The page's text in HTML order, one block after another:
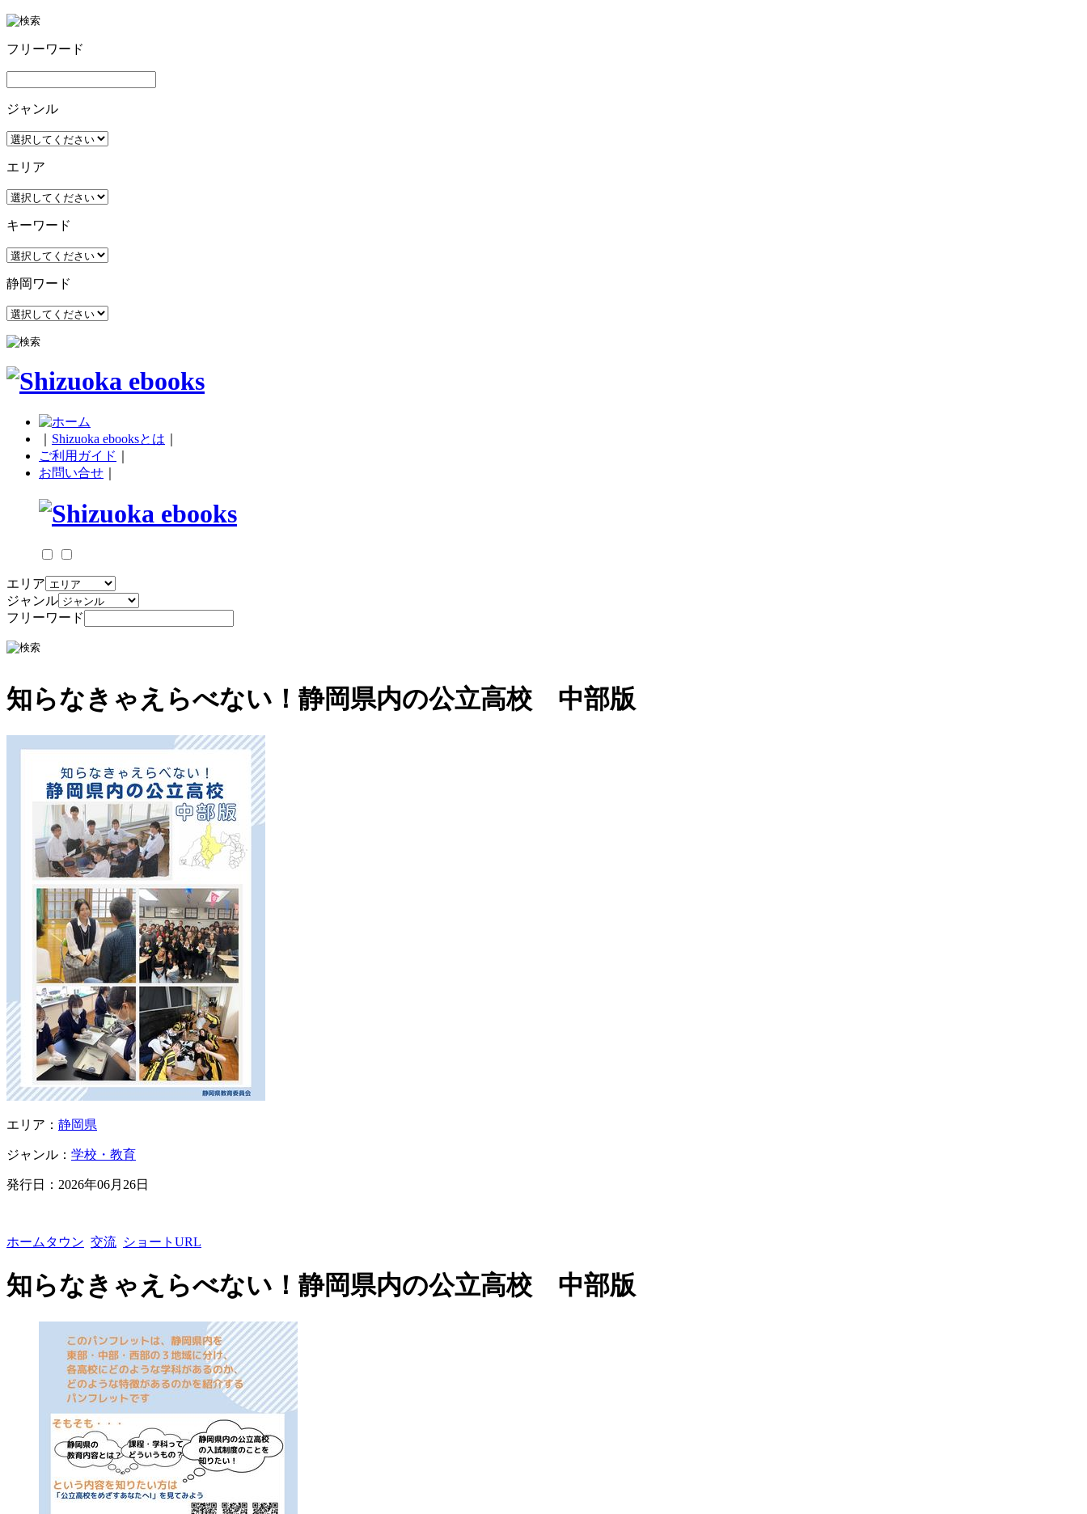
フリーワード
ジャンル
エリア
キーワード
静岡ワード
Shizuoka ebooksとは
ご利用ガイド
お問い合せ
エリア
ジャンル
フリーワード
知らなきゃえらべない！静岡県内の公立高校 中部版
エリア： 静岡県
ジャンル： 学校・教育
発行日： 2026年06月26日
ホームタウン 交流 ショートURL
知らなきゃえらべない！静岡県内の公立高校 中部版